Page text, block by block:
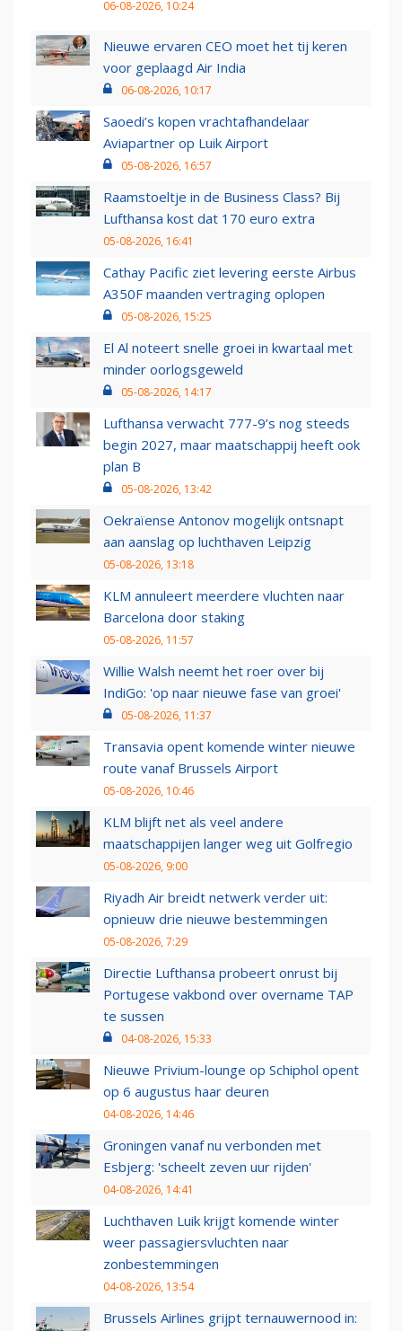
06-08-2026, 10:24
Nieuwe ervaren CEO moet het tij keren
voor geplaagd Air India
06-08-2026, 10:17
Saoedi’s kopen vrachtafhandelaar
Aviapartner op Luik Airport
05-08-2026, 16:57
Raamstoeltje in de Business Class? Bij
Lufthansa kost dat 170 euro extra
05-08-2026, 16:41
Cathay Pacific ziet levering eerste Airbus
A350F maanden vertraging oplopen
05-08-2026, 15:25
El Al noteert snelle groei in kwartaal met
minder oorlogsgeweld
05-08-2026, 14:17
Lufthansa verwacht 777-9’s nog steeds
begin 2027, maar maatschappij heeft ook
plan B
05-08-2026, 13:42
Oekraïense Antonov mogelijk ontsnapt
aan aanslag op luchthaven Leipzig
05-08-2026, 13:18
KLM annuleert meerdere vluchten naar
Barcelona door staking
05-08-2026, 11:57
Willie Walsh neemt het roer over bij
IndiGo: 'op naar nieuwe fase van groei'
05-08-2026, 11:37
Transavia opent komende winter nieuwe
route vanaf Brussels Airport
05-08-2026, 10:46
KLM blijft net als veel andere
maatschappijen langer weg uit Golfregio
05-08-2026, 9:00
Riyadh Air breidt netwerk verder uit:
opnieuw drie nieuwe bestemmingen
05-08-2026, 7:29
Directie Lufthansa probeert onrust bij
Portugese vakbond over overname TAP
te sussen
04-08-2026, 15:33
Nieuwe Privium-lounge op Schiphol opent
op 6 augustus haar deuren
04-08-2026, 14:46
Groningen vanaf nu verbonden met
Esbjerg: 'scheelt zeven uur rijden'
04-08-2026, 14:41
Luchthaven Luik krijgt komende winter
weer passagiersvluchten naar
zonbestemmingen
04-08-2026, 13:54
Brussels Airlines grijpt ternauwernood in: